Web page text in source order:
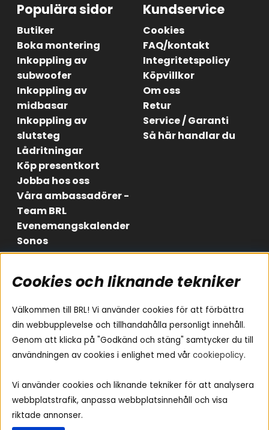
Populära sidor
Butiker
Boka montering
Inkoppling av
subwoofer
Inkoppling av
midbasar
Inkoppling av
slutsteg
Lådritningar
Köp presentkort
Jobba hos oss
Våra ambassadörer -
Team BRL
Evenemangskalender
Sonos
Kundservice
Cookies
FAQ/kontakt
Integritetspolicy
Köpvillkor
Om oss
Retur
Service / Garanti
Så här handlar du
Områden
Billjud
Hemmaljud
Medarbetare
Vad passar i min bil
Yamaha Musiccast
Ljud till A-traktorn
Ljud till båten
Ljud till lastbil
Ljus till A-traktorn
Följ oss
Instagram
Facebook
Youtube
Cookies och liknande tekniker
Välkommen till BRL! Vi använder cookies för att förbättra
din webbupplevelse och tillhandahålla personligt innehåll.
Genom att klicka på "Godkänd och stäng" samtycker du till
användningen av cookies i enlighet med vår cookiepolicy.
Vi använder cookies och liknande tekniker för att analysera
webbplatstrafik, anpassa webbplatsinnehåll och visa
riktade annonser.